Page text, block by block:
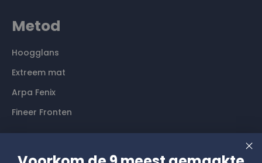
Metod
Hoogglans
Extreem mat
Arpa Fenix
Fineer Fronten
Contact